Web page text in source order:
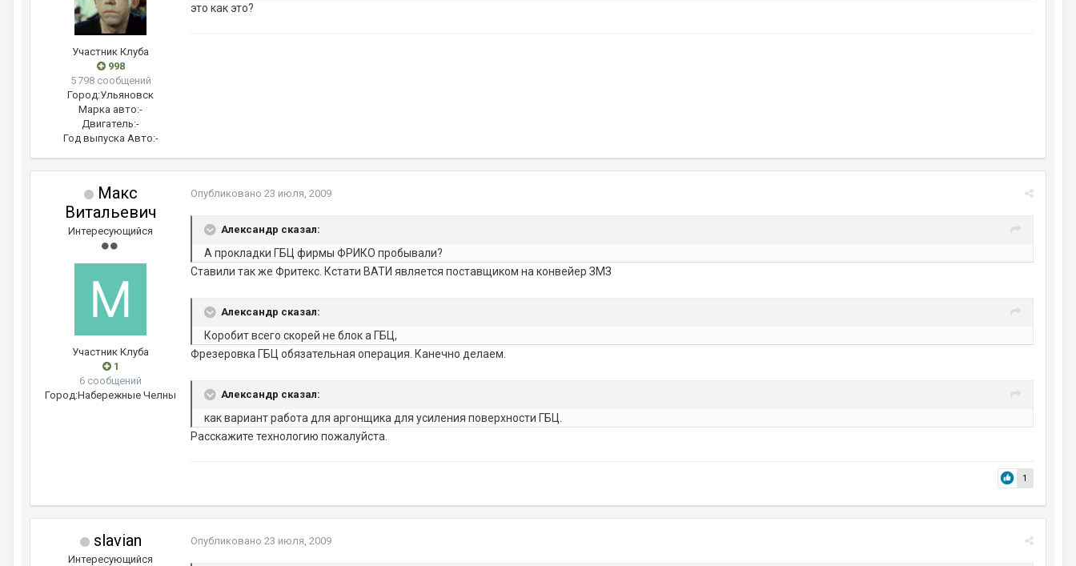
Участник Клуба
998
5 798 сообщений
Город:Ульяновск
Марка авто:-
Двигатель:-
Год выпуска Авто:-
это как это?
Макс
Витальевич
Интересующийся
Участник Клуба
1
6 сообщений
Город:Набережные Челны
Опубликовано 23 июля, 2009
Александр сказал:
А прокладки ГБЦ фирмы ФРИКО пробывали?
Ставили так же Фритекс. Кстати ВАТИ является поставщиком на конвейер ЗМЗ
Александр сказал:
Коробит всего скорей не блок а ГБЦ,
Фрезеровка ГБЦ обязательная операция. Канечно делаем.
Александр сказал:
как вариант работа для аргонщика для усиления поверхности ГБЦ.
Расскажите технологию пожалуйста.
1
slavian
Интересующийся
Опубликовано 23 июля, 2009